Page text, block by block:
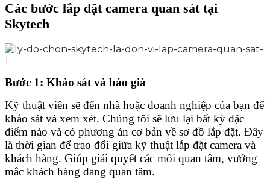
Các bước lắp đặt camera quan sát tại
Skytech
Bước 1: Khảo sát và báo giá
Kỹ thuật viên sẽ đến nhà hoặc doanh nghiệp của bạn để
khảo sát và xem xét. Chúng tôi sẽ lưu lại bất kỳ đặc
điểm nào và có phương án cơ bản về sơ đồ lắp đặt. Đây
là thời gian để trao đổi giữa kỹ thuật lắp đặt camera và
khách hàng. Giúp giải quyết các mối quan tâm, vướng
mắc khách hàng đang quan tâm.